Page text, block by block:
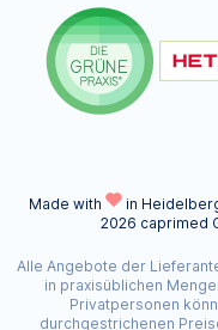
Made with in
2026 caprimed
Alle Angebote der
in praxisüblichen
Privatpersonen
durchgestrichenen